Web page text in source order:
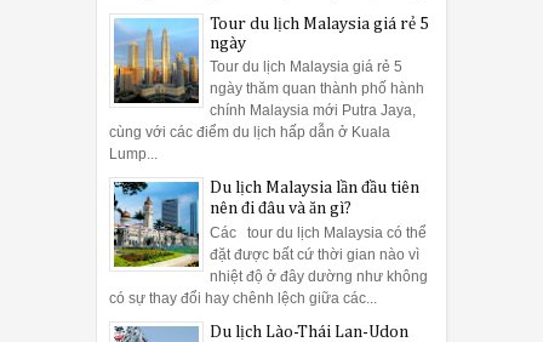
Tour du lịch Malaysia giá rẻ 5
ngày
Tour du lịch Malaysia giá rẻ 5
ngày thăm quan thành phố hành
chính Malaysia mới Putra Jaya,
cùng với các điểm du lịch hấp dẫn ở Kuala
Lump...
Du lịch Malaysia lần đầu tiên
nên đi đâu và ăn gì?
Các tour du lịch Malaysia có thể
đặt được bất cứ thời gian nào vì
nhiệt độ ở đây dường như không
có sự thay đổi hay chênh lệch giữa các...
Du lịch Lào-Thái Lan-Udon